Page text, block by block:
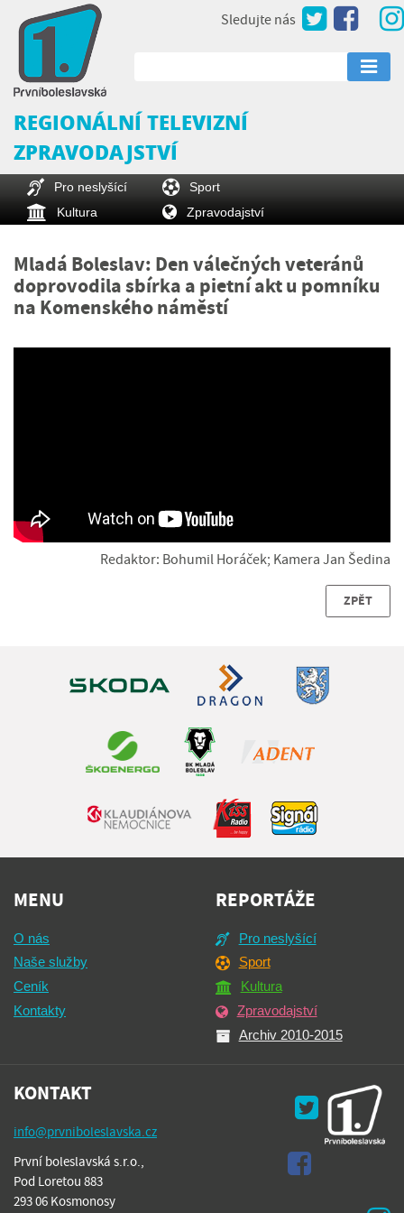
Sledujte nás
REGIONÁLNÍ TELEVIZNÍ
ZPRAVODAJSTVÍ
Pro neslyšící
Sport
Kultura
Zpravodajství
Mladá Boleslav: Den válečných veteránů
doprovodila sbírka a pietní akt u pomníku
na Komenského náměstí
Redaktor: Bohumil Horáček; Kamera Jan Šedina
ZPĚT
MENU
O nás
Naše služby
Ceník
Kontakty
REPORTÁŽE
Pro neslyšící
Sport
Kultura
Zpravodajství
Archiv 2010-2015
KONTAKT
info@prvniboleslavska.cz
První boleslavská s.r.o.,
Pod Loretou 883
293 06 Kosmonosy